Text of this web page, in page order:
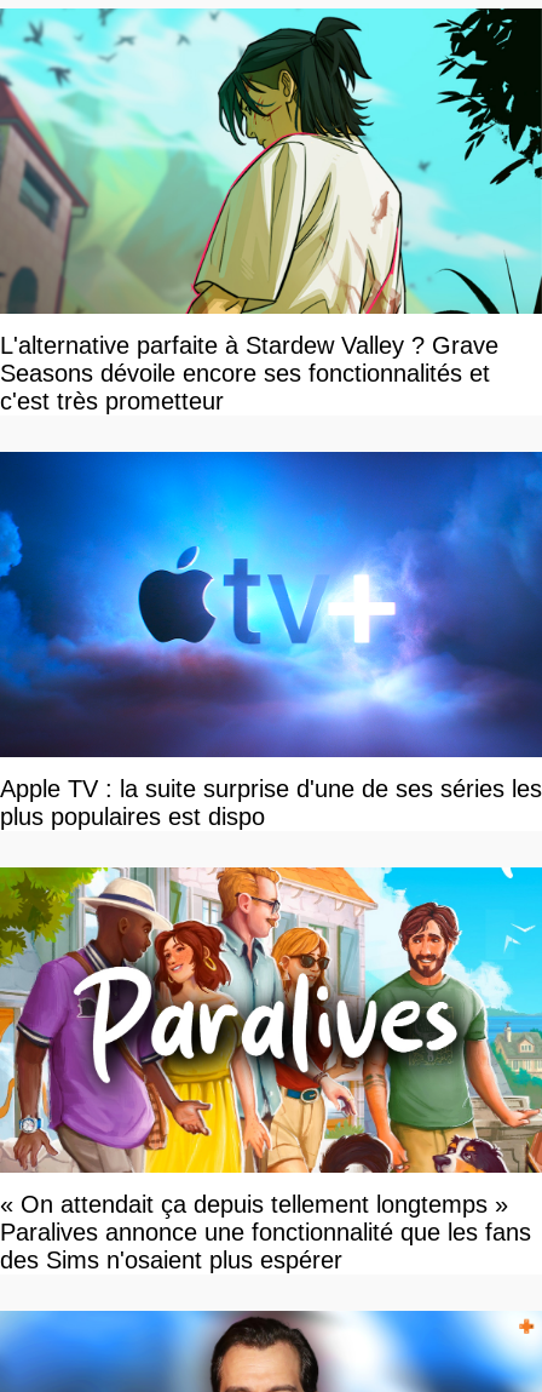
L'alternative parfaite à Stardew Valley ? Grave
Seasons dévoile encore ses fonctionnalités et
c'est très prometteur
Apple TV : la suite surprise d'une de ses séries les
plus populaires est dispo
« On attendait ça depuis tellement longtemps »
Paralives annonce une fonctionnalité que les fans
des Sims n'osaient plus espérer